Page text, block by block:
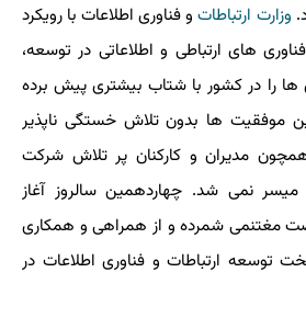
وزارت ارتباطاتو فناوری اطلاعات با رویکرد
های ارتباطی و اطلاعاتی در توسعه،
ها را در کشور با شتاب بیشتری پیش برده
ها بدون تلاش خستگی ناپذیر
مدیران و کارکنان پر تلاش شرکت
میسر نمی شد. چهاردهمین سالروز آغاز
مغتنمی شمرده و از همراهی و همکاری
توسعه ارتباطات و فناوری اطلاعات در